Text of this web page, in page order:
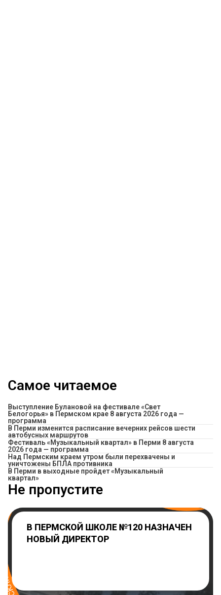
Самое читаемое
Выступление Булановой на фестивале «Свет
Белогорья» в Пермском крае 8 августа 2026 года —
программа
​В Перми изменится расписание вечерних рейсов шести
автобусных маршрутов
Фестиваль «Музыкальный квартал» в Перми 8 августа
2026 года — программа
Над Пермским краем утром были перехвачены и
уничтожены БПЛА противника
В Перми в выходные пройдет «Музыкальный
квартал»
Не пропустите
В ПЕРМСКОЙ ШКОЛЕ №120 НАЗНАЧЕН
НОВЫЙ ДИРЕКТОР